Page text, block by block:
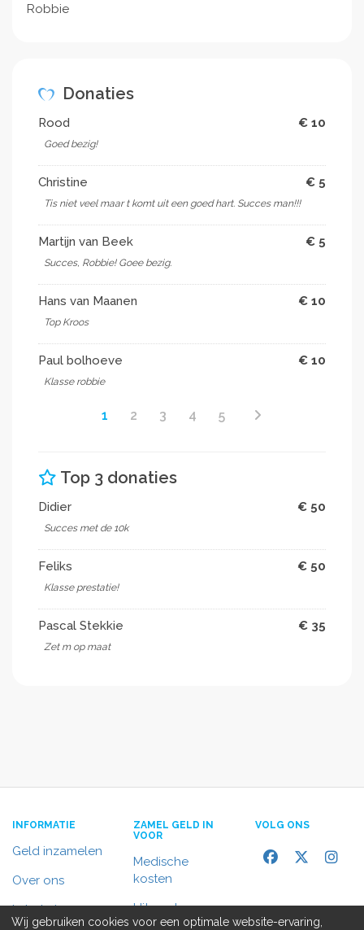
Robbie
Donaties
Rood € 10
Goed bezig!
Christine € 5
Tis niet veel maar t komt uit een goed hart. Succes man!!!
Martijn van Beek € 5
Succes, Robbie! Goee bezig.
Hans van Maanen € 10
Top Kroos
Paul bolhoeve € 10
Klasse robbie
1 2 3 4 5
Top 3 donaties
Didier € 50
Succes met de 10k
Feliks € 50
Klasse prestatie!
Pascal Stekkie € 35
Zet m op maat
INFORMATIE
Geld inzamelen
Over ons
In het nieuws
ZAMEL GELD IN
VOOR
Medische
kosten
Uitvaart
VOLG ONS
Wij gebruiken cookies voor een optimale website-ervaring,